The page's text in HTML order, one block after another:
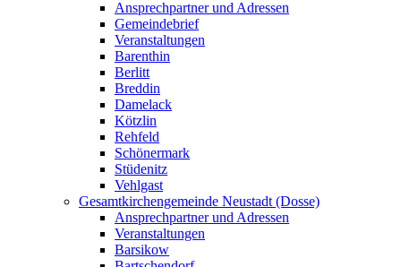
Ansprechpartner und Adressen
Gemeindebrief
Veranstaltungen
Barenthin
Berlitt
Breddin
Damelack
Kötzlin
Rehfeld
Schönermark
Stüdenitz
Vehlgast
Gesamtkirchengemeinde Neustadt (Dosse)
Ansprechpartner und Adressen
Veranstaltungen
Barsikow